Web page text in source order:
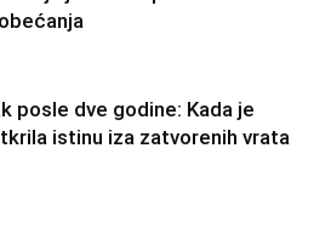
posle dve godine: Kada je
istinu iza zatvorenih vrata